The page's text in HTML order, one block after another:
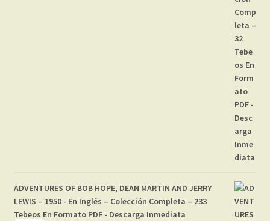
ADVENTURES OF BOB HOPE, DEAN MARTIN AND JERRY
LEWIS – 1950 - En Inglés – Colección Completa – 233
Tebeos En Formato PDF - Descarga Inmediata